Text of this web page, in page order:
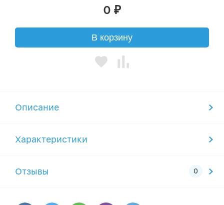
0 ₽
В корзину
Описание
Характеристики
Отзывы